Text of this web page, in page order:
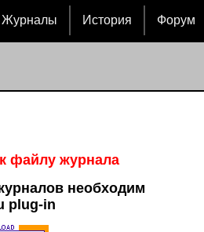
Журналы История Форум
файлу журнала
необходим
plug-in